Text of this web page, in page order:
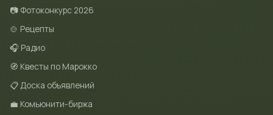
📷 Фотоконкурс 2026
🍲 Рецепты
🎧 Радио
🧭 Квесты по Марокко
📋 Доска объявлений
💼 Комьюнити-биржа